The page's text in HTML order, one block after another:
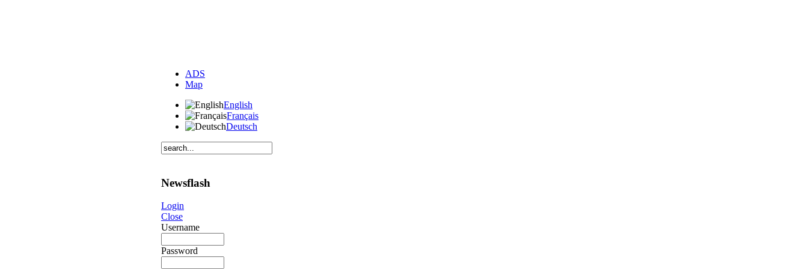
ADS
Map
English
Français
Deutsch
Newsflash
Login
Close
Username
Password